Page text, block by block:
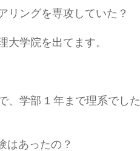
リングを専攻していた？
大学院を出てます。
、学部 1 年まで理系でした
はあったの？